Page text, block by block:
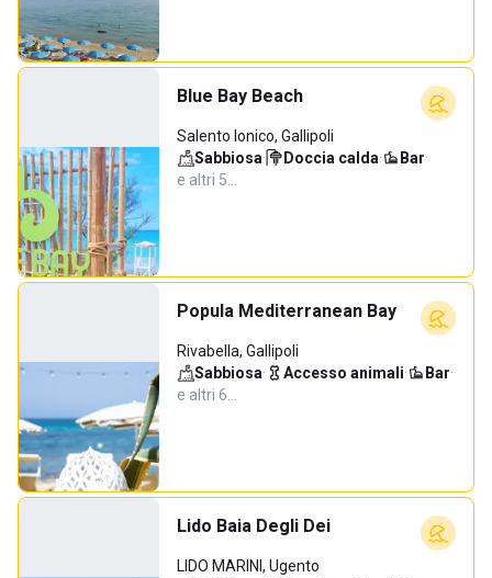
Blue Bay Beach
Salento Ionico, Gallipoli
Sabbiosa· Doccia calda· Bar·
e altri 5…
Popula Mediterranean Bay
Rivabella, Gallipoli
Sabbiosa· Accesso animali· Bar·
e altri 6…
Lido Baia Degli Dei
LIDO MARINI, Ugento